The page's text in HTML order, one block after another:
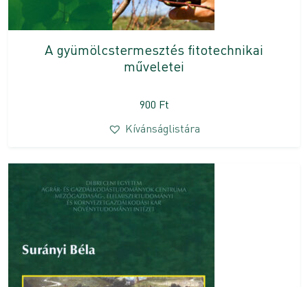
A gyümölcstermesztés fitotechnikai
műveletei
900 Ft
Kívánságlistára